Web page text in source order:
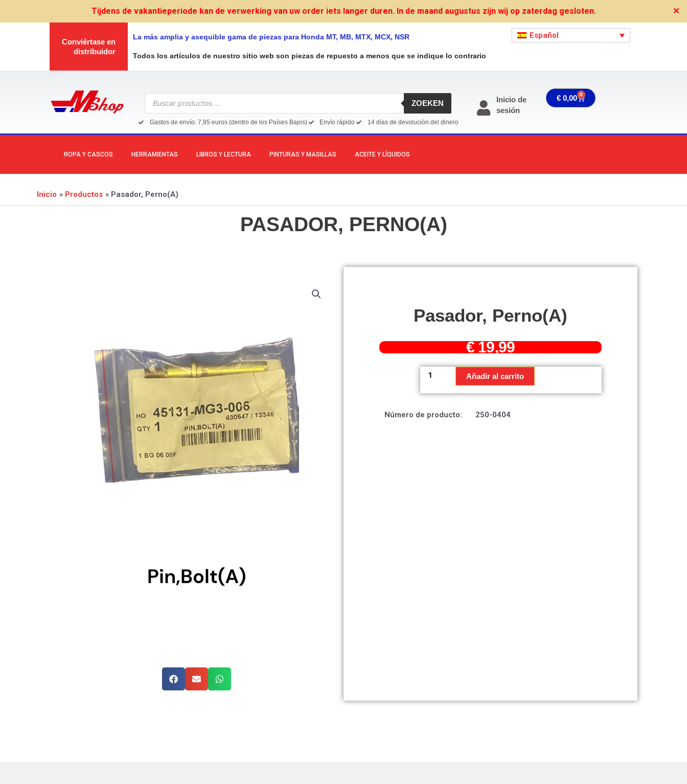
Tijdens de vakantieperiode kan de verwerking van uw order iets langer duren. In de maand augustus zijn wij op zaterdag gesloten. ✕
Conviértase en
distribuidor
La más amplia y asequible gama de piezas para Honda MT, MB, MTX, MCX, NSR
Todos los artículos de nuestro sitio web son piezas de repuesto a menos que se indique lo contrario
Español
Búsqueda
de
productos
ZOEKEN
Gastos de envío: 7,95 euros (dentro de los Países Bajos) Envío rápido 14 días de devolución del dinero
Inicio de
sesión
€ 0,00 0 Carrito
ROPA Y CASCOS HERRAMIENTAS LIBROS Y LECTURA PINTURAS Y MASILLAS ACEITE Y LÍQUIDOS
Inicio Productos Pasador, Perno(A)
PASADOR, PERNO(A)
Pasador, Perno(A)
€19,99
Pasador,
cantidad
Añadir al carrito
Número de producto: 250-0404